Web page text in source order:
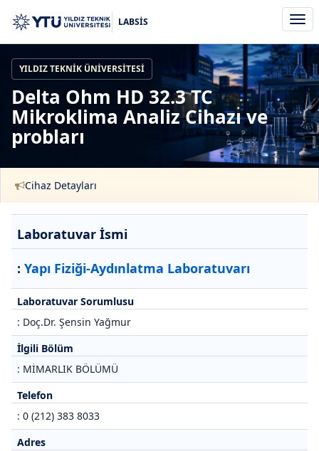
aç/
LABSİS
YILDIZ TEKNIK ÜNIVERSITESI
Delta Ohm HD 32.3 TC
Mikroklima Analiz Cihazı ve
probları
Cihaz Detayları
Laboratuvar İsmi
: Yapı Fiziği-Aydınlatma Laboratuvarı
Laboratuvar Sorumlusu
: Doç.Dr. Şensin Yağmur
İlgili Bölüm
: MİMARLIK BÖLÜMÜ
Telefon
: 0 (212) 383 8033
Adres